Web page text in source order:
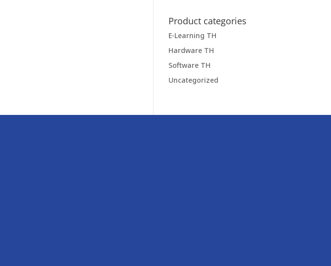
Product categories
E-Learning TH
Hardware TH
Software TH
Uncategorized